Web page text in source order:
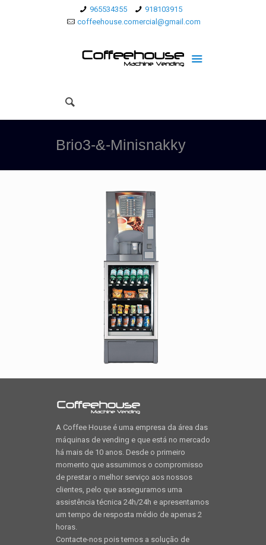
965534355
918103915
coffeehouse.comercial@gmail.com
Brio3-&-Minisnakky
A Coffee House é uma empresa da área das
máquinas de vending e que está no mercado
há mais de 10 anos. Desde o primeiro
momento que assumimos o compromisso
de prestar o melhor serviço aos nossos
clientes, pelo que asseguramos uma
assistência técnica 24h/24h e apresentamos
um tempo de resposta médio de apenas 2
horas.
Contacte-nos pois temos a solução de